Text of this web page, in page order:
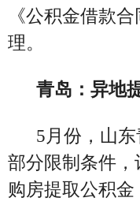
《公积金借款
理。
青岛：异地
5月份，山
部分限制条件
购房提取公积